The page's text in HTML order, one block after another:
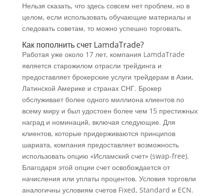
Нельзя сказать, что здесь совсем нет проблем, но в
целом, если использовать обучающие материалы и
следовать советам, то можно успешно торговать.
Как пополнить счет LamdaTrade?
Работая уже около 17 лет, компания LamdaTrade
является старожилом отрасли трейдинга и
предоставляет брокерские услуги трейдерам в Азии,
Латинской Америке и странах СНГ. Брокер
обслуживает более одного миллиона клиентов по
всему миру и был удостоен более чем 15 престижных
наград и номинаций, включая следующие. Для
клиентов, которые придерживаются принципов
шариата, компания предоставляет возможность
использовать опцию «Исламский счет» (swap-free).
Благодаря этой опции счет освобождается от
начисления или уплаты процентов. Условия торговли
аналогичны условиям счетов Fixed, Standard и ECN.